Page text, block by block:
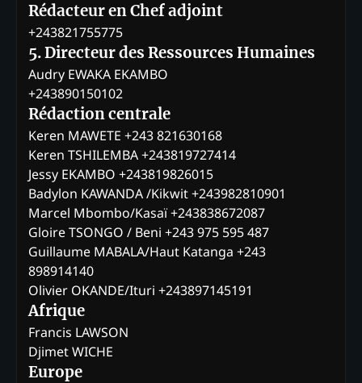
Rédacteur en Chef adjoint
+243821755775
5. Directeur des Ressources Humaines
Audry EWAKA EKAMBO
+243890150102
Rédaction centrale
Keren MAWETE +243 821630168
Keren TSHILEMBA +243819727414
Jessy EKAMBO +243819826015
Badylon KAWANDA /Kikwit +243982810901
Marcel Mbombo/Kasaï +243838672087
Gloire TSONGO / Beni +243 975 595 487
Guillaume MABALA/Haut Katanga +243
898914140
Olivier OKANDE/Ituri +243897145191
Afrique
Francis LAWSON
Djimet WICHE
Europe